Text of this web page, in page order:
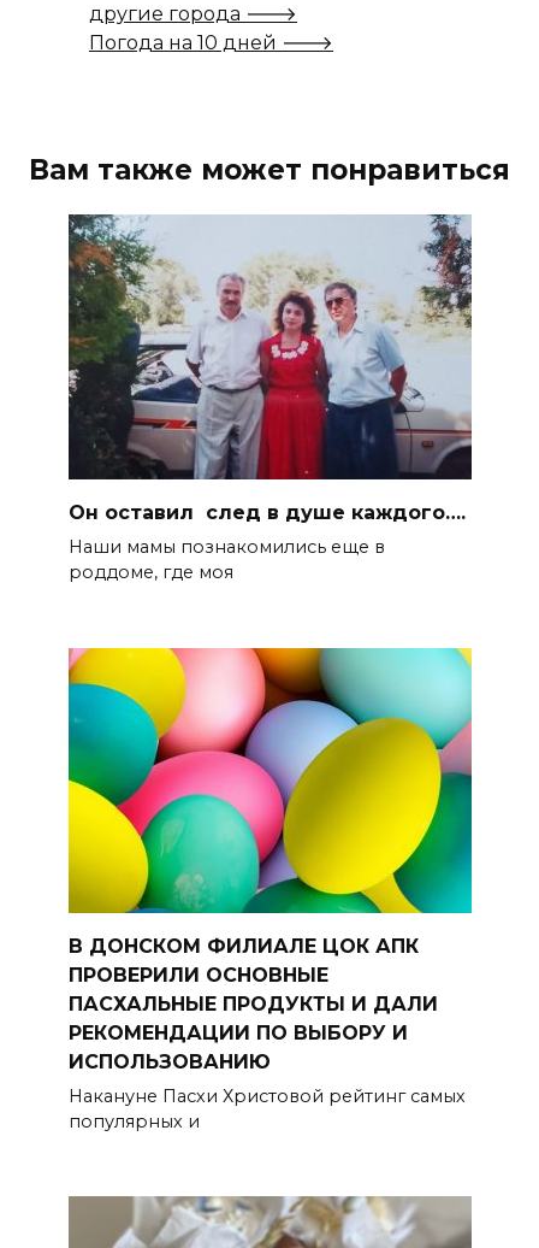
другие города 🡒
Погода на 10 дней 🡒
Вам также может понравиться
Он оставил след в душе каждого….
Наши мамы познакомились еще в
роддоме, где моя
В ДОНСКОМ ФИЛИАЛЕ ЦОК АПК
ПРОВЕРИЛИ ОСНОВНЫЕ
ПАСХАЛЬНЫЕ ПРОДУКТЫ И ДАЛИ
РЕКОМЕНДАЦИИ ПО ВЫБОРУ И
ИСПОЛЬЗОВАНИЮ
Накануне Пасхи Христовой рейтинг самых
популярных и